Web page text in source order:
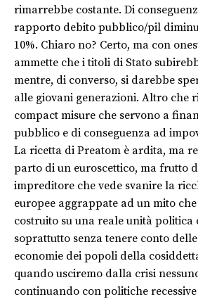
rimarrebbe costante. Di
rapporto debito pubblico/pil
10%. Chiaro no? Certo, ma con
ammette che i titoli di Stato
mentre, di converso, si darebbe
alle giovani generazioni. Altro che
compact misure che servono a
pubblico e di conseguenza ad
La ricetta di Preatom è ardita, ma
parto di un euroscettico, ma frutto
impreditore che vede svanire la
europee aggrappate ad un mito
costruito su una reale unità politica
soprattutto senza tenere conto
economie dei popoli della
quando usciremo dalla crisi
continuando con politiche